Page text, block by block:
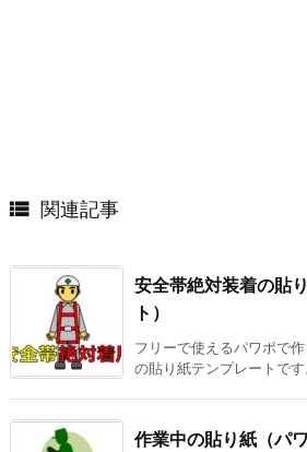
 関連記事
安全帯絶対装着の貼
ト）
フリーで使えるパワポで
の貼り紙テンプレートで
作業中の貼り紙（パ